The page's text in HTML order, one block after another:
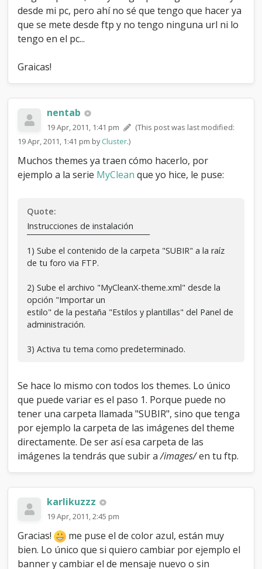
desde mi pc, pero ahí no sé que tengo que hacer ya
que se mete desde ftp y no tengo ninguna url ni lo
tengo en el pc...
Graicas!
nentab
19 Apr, 2011, 1:41 pm
(This post was last modified:
19 Apr, 2011, 1:41 pm byCluster.)
Muchos themes ya traen cómo hacerlo, por
ejemplo a la serie MyClean que yo hice, le puse:
Quote:
Instrucciones de instalación
¯¯¯¯¯¯¯¯¯¯¯¯¯¯¯¯¯¯¯¯¯¯¯¯¯¯¯¯¯¯
1) Sube el contenido de la carpeta "SUBIR" a la raíz
de tu foro via FTP.
2) Sube el archivo "MyCleanX-theme.xml" desde la
opción "Importar un
estilo" de la pestaña "Estilos y plantillas" del Panel de
administración.
3) Activa tu tema como predeterminado.
Se hace lo mismo con todos los themes. Lo único
que puede variar es el paso 1. Porque puede no
tener una carpeta llamada "SUBIR", sino que tenga
por ejemplo la carpeta de las imágenes del theme
directamente. De ser así esa carpeta de las
imágenes la tendrás que subir a/images/en tu ftp.
karlikuzzz
19 Apr, 2011, 2:45 pm
Gracias!
me puse el de color azul, están muy
bien. Lo único que si quiero cambiar por ejemplo el
banner y cambiar el de mensaje nuevo o sin